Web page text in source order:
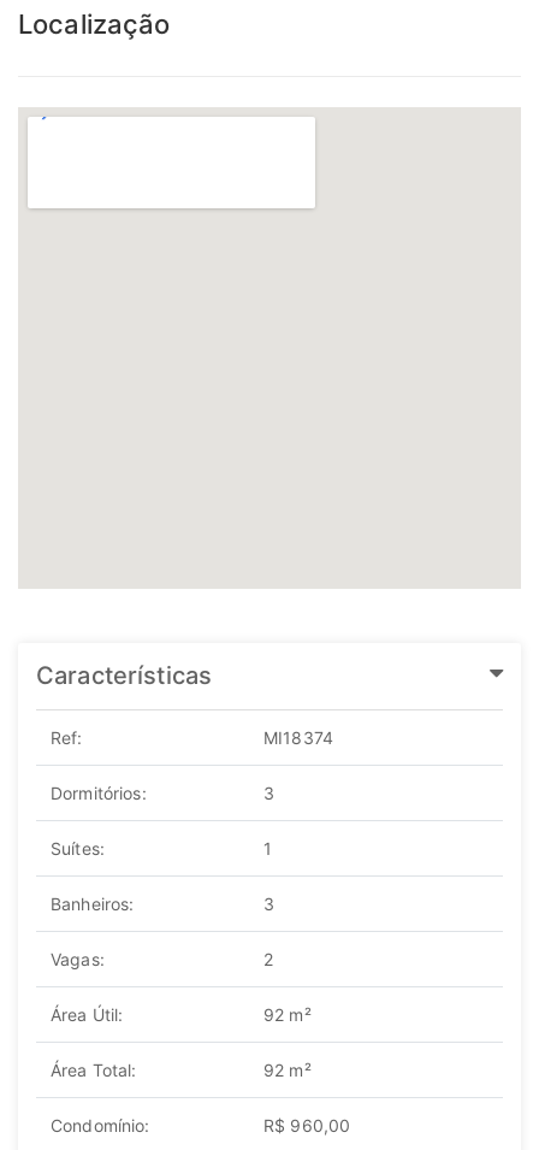
Localização
Características
Ref: MI18374
Dormitórios: 3
Suítes: 1
Banheiros: 3
Vagas: 2
Área Útil: 92 m²
Área Total: 92 m²
Condomínio: R$ 960,00